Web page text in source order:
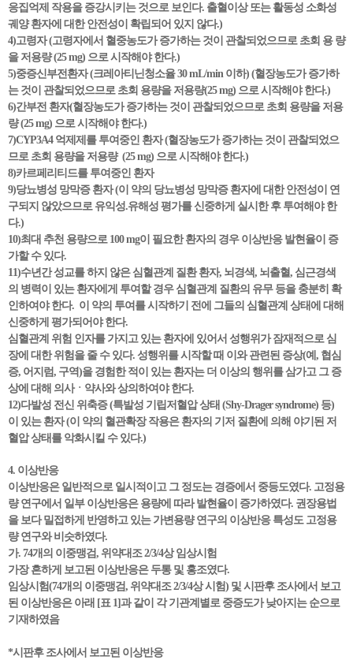
응집억제 작용을 증강시키는 것으로 보인다. 출혈이상 또는 활동성 소화성
궤양 환자에 대한 안전성이 확립되어 있지 않다.)
4)고령자 (고령자에서 혈중농도가 증가하는 것이 관찰되었으므로 초회 용 량
을 저용량 (25 mg) 으로 시작해야 한다.)
5)중증신부전환자 (크레아티닌청소율 30 mL/min 이하) (혈장농도가 증가하
는 것이 관찰되었으므로 초회 용량을 저용량(25 mg) 으로 시작해야 한다.)
6)간부전 환자(혈장농도가 증가하는 것이 관찰되었으므로 초회 용량을 저용
량 (25 mg) 으로 시작해야 한다.)
7)CYP3A4 억제제를 투여중인 환자 (혈장농도가 증가하는 것이 관찰되었으
므로 초회 용량을 저용량 (25 mg) 으로 시작해야 한다.)
8)카르페리티드를 투여중인 환자
9)당뇨병성 망막증 환자 (이 약의 당뇨병성 망막증 환자에 대한 안전성이 연
구되지 않았으므로 유익성.유해성 평가를 신중하게 실시한 후 투여해야 한
다.)
10)최대 추천 용량으로 100 mg이 필요한 환자의 경우 이상반응 발현율이 증
가할 수 있다.
11)수년간 성교를 하지 않은 심혈관계 질환 환자, 뇌경색, 뇌출혈, 심근경색
의 병력이 있는 환자에게 투여할 경우 심혈관계 질환의 유무 등을 충분히 확
인하여야 한다. 이 약의 투여를 시작하기 전에 그들의 심혈관계 상태에 대해
신중하게 평가되어야 한다.
심혈관계 위험 인자를 가지고 있는 환자에 있어서 성행위가 잠재적으로 심
장에 대한 위험을 줄 수 있다. 성행위를 시작할 때 이와 관련된 증상(예, 협심
증, 어지럼, 구역)을 경험한 적이 있는 환자는 더 이상의 행위를 삼가고 그 증
상에 대해 의사ㆍ약사와 상의하여야 한다.
12)다발성 전신 위축증 (특발성 기립저혈압 상태 (Shy-Drager syndrome) 등)
이 있는 환자 (이 약의 혈관확장 작용은 환자의 기저 질환에 의해 야기된 저
혈압 상태를 악화시킬 수 있다.)
4. 이상반응
이상반응은 일반적으로 일시적이고 그 정도는 경증에서 중등도였다. 고정용
량 연구에서 일부 이상반응은 용량에 따라 발현율이 증가하였다. 권장용법
을 보다 밀접하게 반영하고 있는 가변용량 연구의 이상반응 특성도 고정용
량 연구와 비슷하였다.
가. 74개의 이중맹검, 위약대조 2/3/4상 임상시험
가장 흔하게 보고된 이상반응은 두통 및 홍조였다.
임상시험(74개의 이중맹검, 위약대조 2/3/4상 시험) 및 시판후 조사에서 보고
된 이상반응은 아래 [표 1]과 같이 각 기관계별로 중증도가 낮아지는 순으로
기재하였음
*시판후 조사에서 보고된 이상반응